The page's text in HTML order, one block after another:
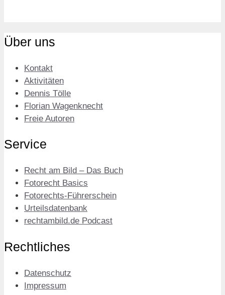
Über uns
Kontakt
Aktivitäten
Dennis Tölle
Florian Wagenknecht
Freie Autoren
Service
Recht am Bild – Das Buch
Fotorecht Basics
Fotorechts-Führerschein
Urteilsdatenbank
rechtambild.de Podcast
Rechtliches
Datenschutz
Impressum